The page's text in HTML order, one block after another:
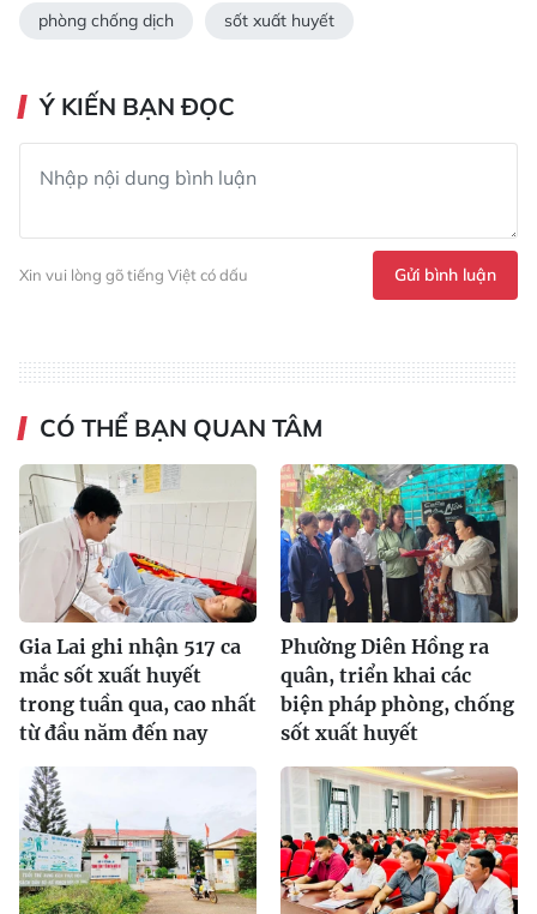
phòng chống dịch sốt xuất huyết
Ý KIẾN BẠN ĐỌC
Xin vui lòng gõ tiếng Việt có dấu Gửi bình luận
CÓ THỂ BẠN QUAN TÂM
Gia Lai ghi nhận 517 ca
mắc sốt xuất huyết
trong tuần qua, cao nhất
từ đầu năm đến nay
Phường Diên Hồng ra
quân, triển khai các
biện pháp phòng, chống
sốt xuất huyết